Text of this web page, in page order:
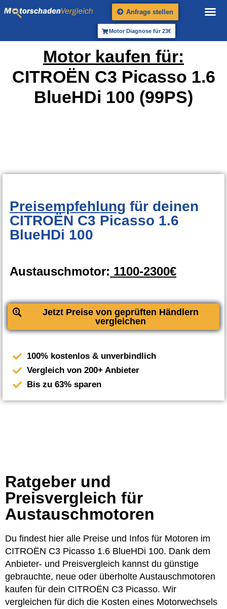
Anfrage stellen
Motor Diagnose für 23€
Motor kaufen für:
CITROËN C3 Picasso 1.6
BlueHDi 100 (99PS)
Preisempfehlung für deinen
CITROËN C3 Picasso 1.6
BlueHDi 100
Austauschmotor: 1100-2300€
Jetzt Preise von geprüften Händlern
vergleichen
100% kostenlos & unverbindlich
Vergleich von 200+ Anbieter
Bis zu 63% sparen
Ratgeber und
Preisvergleich für
Austauschmotoren
Du findest hier alle Preise und Infos für Motoren im
CITROËN C3 Picasso 1.6 BlueHDi 100. Dank dem
Anbieter- und Preisvergleich kannst du günstige
gebrauchte, neue oder überholte Austauschmotoren
kaufen für dein CITROËN C3 Picasso. Wir
vergleichen für dich die Kosten eines Motorwechsels